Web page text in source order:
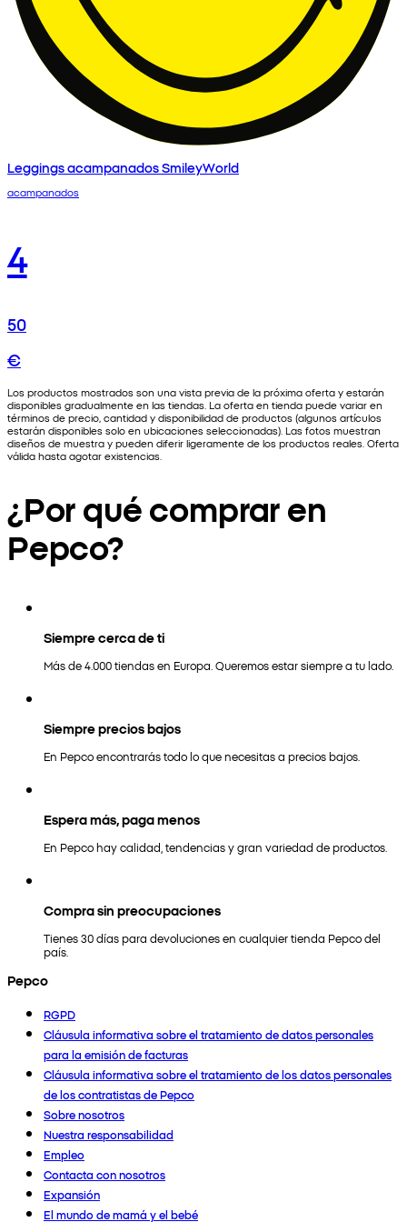
Leggings acampanados SmileyWorld
acampanados
4
50
€
Los productos mostrados son una vista previa de la próxima oferta y estarán
disponibles gradualmente en las tiendas. La oferta en tienda puede variar en
términos de precio, cantidad y disponibilidad de productos (algunos artículos
estarán disponibles solo en ubicaciones seleccionadas). Las fotos muestran
diseños de muestra y pueden diferir ligeramente de los productos reales. Oferta
válida hasta agotar existencias.
¿Por qué comprar en
Pepco?
Siempre cerca de ti
Más de 4.000 tiendas en Europa. Queremos estar siempre a tu lado.
Siempre precios bajos
En Pepco encontrarás todo lo que necesitas a precios bajos.
Espera más, paga menos
En Pepco hay calidad, tendencias y gran variedad de productos.
Compra sin preocupaciones
Tienes 30 días para devoluciones en cualquier tienda Pepco del
país.
Pepco
RGPD
Cláusula informativa sobre el tratamiento de datos personales
para la emisión de facturas
Cláusula informativa sobre el tratamiento de los datos personales
de los contratistas de Pepco
Sobre nosotros
Nuestra responsabilidad
Empleo
Contacta con nosotros
Expansión
El mundo de mamá y el bebé